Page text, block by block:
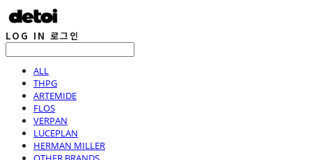
LOG IN 로그인
ALL
THPG
ARTEMIDE
FLOS
VERPAN
LUCEPLAN
HERMAN MILLER